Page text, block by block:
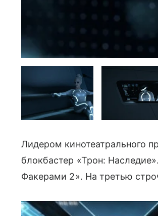
Лидером кинотеатрального
блокбастер «Трон:
Факерами 2». На третью